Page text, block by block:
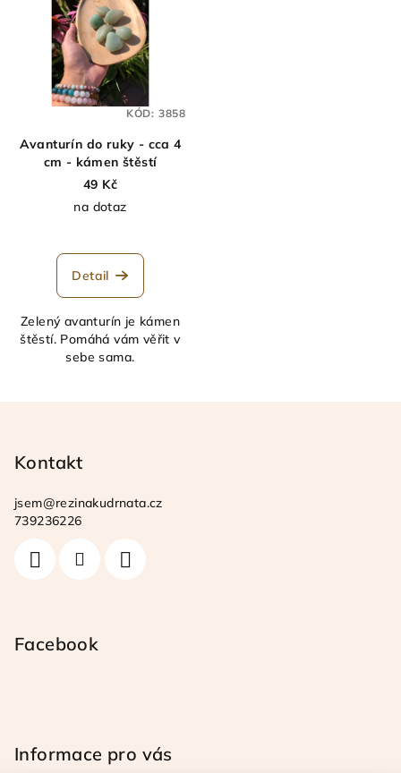
Avanturín do ruky - cca 4
cm - kámen štěstí
49 Kč
na dotaz
Detail
Zelený avanturín je kámen
štěstí. Pomáhá vám věřit v
sebe sama.
KÓD: 3858
Kontakt
jsem@rezinakudrnata.cz
739236226
Facebook
Informace pro vás